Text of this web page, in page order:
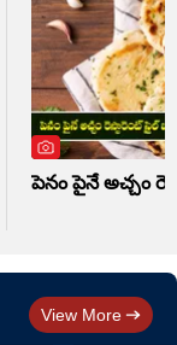
పెనం పైనే అచ్చం
View More